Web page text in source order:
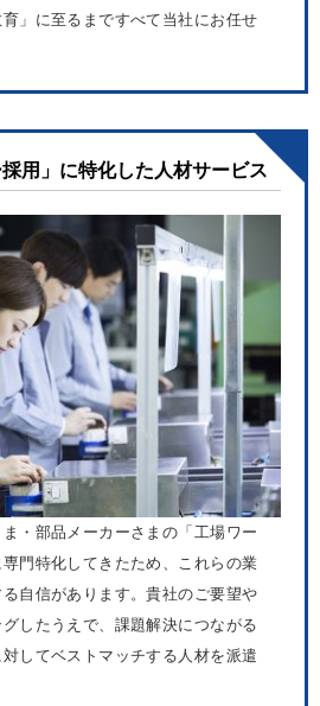
」に至るまですべて当社にお任せ
採用」に特化した人材サービス
・部品メーカーさまの「工場ワー
門特化してきたため、これらの業
自信があります。貴社のご要望や
したうえで、課題解決につながる
してベストマッチする人材を派遣